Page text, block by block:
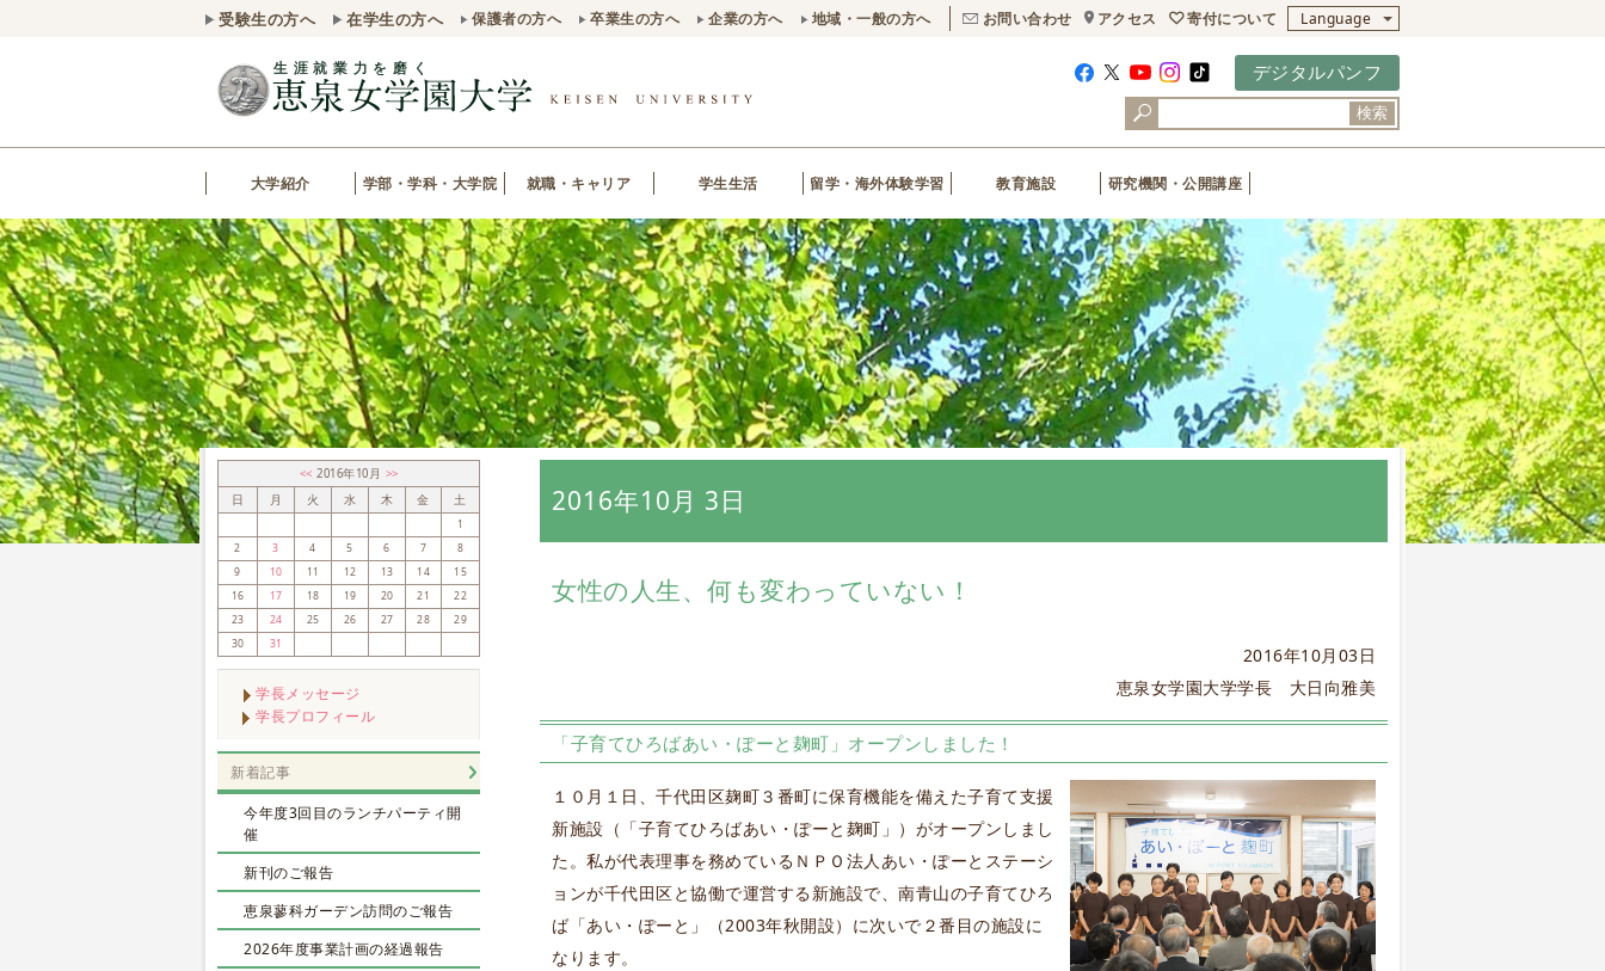
受験生の方へ 在学生の方へ 保護者の方へ 卒業生の方へ 企業の方へ 地域・一般の方へ お問い合わせ アクセス 寄付について Language
デジタルパンフ
検索
大学紹介 学部・学科・大学院 就職・キャリア 学生生活 留学・海外体験学習 教育施設 研究機関・公開講座
2016年10月 3日
女性の人生、何も変わっていない！
2016年10月03日
恵泉女学園大学学長 大日向雅美
「子育てひろばあい・ぽーと麹町」オープンしました！
１０月１日、千代田区麹町３番町に保育機能を備えた子育て支援
新施設（「子育てひろばあい・ぽーと麹町」）がオープンしまし
た。私が代表理事を務めているＮＰＯ法人あい・ぽーとステーシ
ョンが千代田区と協働で運営する新施設で、南青山の子育てひろ
ば「あい・ぽーと」（2003年秋開設）に次いで２番目の施設に
なります。
<< 2016年10月 >>
日
月 火 水 木 金 土
1
2
3 4 5 6 7
8
9
10 11 12 13 14
15
16
17 18 19 20 21
22
23
24 25 26 27 28
29
30
31
学長メッセージ
学長プロフィール
新着記事
今年度3回目のランチパーティ開
催
新刊のご報告
恵泉蓼科ガーデン訪問のご報告
2026年度事業計画の経過報告